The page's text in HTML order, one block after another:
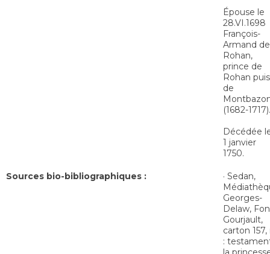
Épouse le
28.VI.1698
François-
Armand de
Rohan,
prince de
Rohan puis
de
(1682-1717).
Décédée
1 janvier
1750.
Sources bio-bibliographiques :
· Sedan,
Georges-
Delaw,
Gourjault,
carton 157,
: